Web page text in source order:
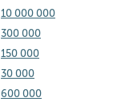
10 000 000
300 000
150 000
30 000
600 000